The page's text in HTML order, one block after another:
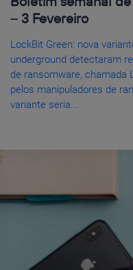
– 3 Fevereiro
LockBit Green: nova
underground detectaram
de ransomware, chamada
pelos manipuladores de
variante seria...